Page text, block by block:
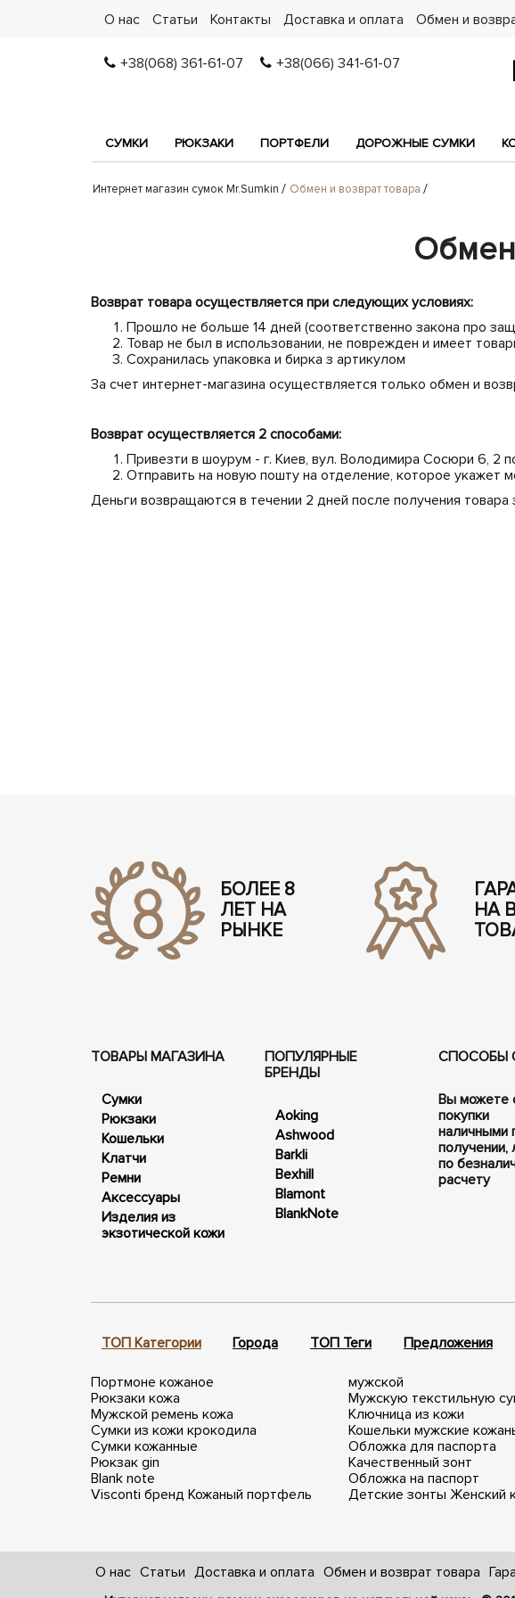
О нас Статьи Контакты Доставка и оплата Обмен и
+38(068) 361-61-07 +38(066) 341-61-07
СУМКИ РЮКЗАКИ ПОРТФЕЛИ ДОРОЖНЫЕ СУМКИ
Интернет магазин сумок Mr.Sumkin Обмен и возврат товара
Обмен
Возврат товара осуществляется при следующих условиях:
Прошло не больше 14 дней (соответственно закона про
Товар не был в использовании, не поврежден и имеет
Сохранилась упаковка и бирка з артикулом
За счет интернет-магазина осуществляется только обмен и
Возврат осуществляется 2 способами:
Привезти в шоурум - г. Киев, вул. Володимира Сосюри 6, 2
Отправить на новую пошту на отделение, которое укажет
Деньги возвращаются в течении 2 дней после получения
БОЛЕЕ 8
ЛЕТ НА
РЫНКЕ
НА
ТОВАРЫ МАГАЗИНА
Сумки
Рюкзаки
Кошельки
Клатчи
Ремни
Аксессуары
Изделия из
экзотической кожи
ПОПУЛЯРНЫЕ
БРЕНДЫ
Aoking
Ashwood
Barkli
Bexhill
Blamont
BlankNote
СПОСОБЫ
Вы можете
покупки
наличными
получении,
по
расчету
ТОП Категории Города ТОП Теги Предложения
Портмоне кожаное
Рюкзаки кожа
Мужской ремень кожа
Сумки из кожи крокодила
Сумки кожанные
Рюкзак gin
Blank note
Visconti бренд Кожаный портфель
мужской
Мужскую текстильную
Ключница из кожи
Кошельки мужские
Обложка для паспорта
Качественный зонт
Обложка на паспорт
Детские зонты Женский
О нас Статьи Доставка и оплата Обмен и возврат товара